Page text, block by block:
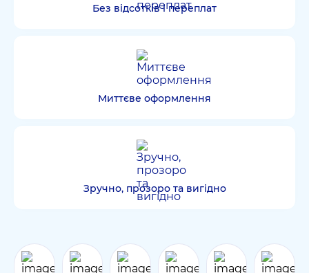
Без відсотків і переплат
Миттєве оформлення
Зручно, прозоро та вигідно